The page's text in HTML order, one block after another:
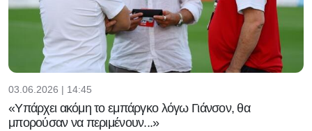
03.06.2026 | 14:45
«Υπάρχει ακόμη το εμπάργκο λόγω Γιάνσον, θα
μπορούσαν να περιμένουν...»